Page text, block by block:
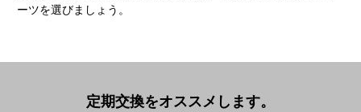
ーツを選びましょう。
定期交換をオススメします。